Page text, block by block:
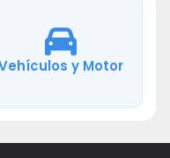
y Motor